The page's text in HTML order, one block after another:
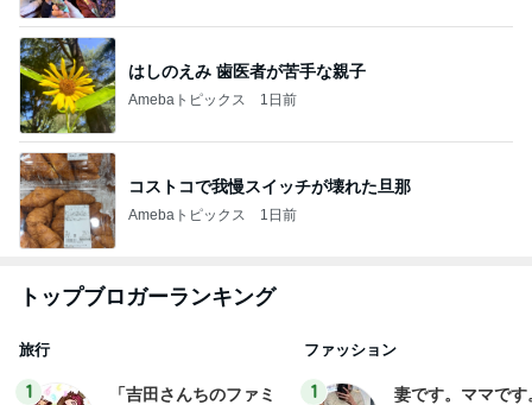
はしのえみ 歯医者が苦手な親子
Amebaトピックス 1日前
コストコで我慢スイッチが壊れた旦那
Amebaトピックス 1日前
トップブロガーランキング
旅行
1
「吉田さんちのファミ
ファッション
1
妻です。ママです